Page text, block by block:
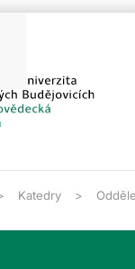
Katedry